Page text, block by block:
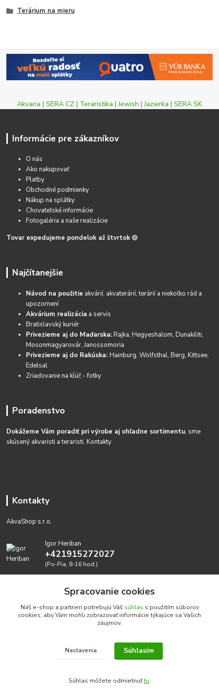
Terárium na mieru
Akvaria | SERA CZ | Teraristika |Jewish |Jazierka | SERA SK
Informácie pre zákazníkov
O nás
Ako nakupovať
Platby
Obchodné podmienky
Nákup na splátky
Chovateľské informácie
Fotogaléria a naše realizácie
Tovar expedujeme pondelok až štvrtok 🟢
Najčítanejšie
Návod na použitie akvárií, akvaterárií, terárií a niekoľko rád a
upozornení
Akvárium realizácia a servis
Bratislavský kuriér
Privezieme aj do Maďarska:Rajka, Hegyeshalom, Dunakiliti,
Mosonmagyarovár, Janossomoria
Privezieme aj do Rakúska:Hainburg, Wolfsthal, Berg, Kittsee,
Edelsal
Zriaďovanie na kĺúč - fotky
Poradenstvo
Dokážeme Vám poradiť pri výrobe aj ohľadne sortimentu, sme
skúsený akvaristi a teraristi.Kontakty
Kontakty
AkvaShop s.r.o.
Igor Heriban
+421915272027
(Po-Pia, 8-16 hod.)
Realizujeme prírodné akvária: AkvaShop s.r.o. • IBAN:
SK3911000000002947087849
Spracovanie cookies
Náš e-shop a partneri potrebujú Váš súhlas s použitím súborov
cookies, aby Vám mohli zobrazovať informácie týkajúce sa Vašich
záujmov.
Nastavenia Súhlasím
Súhlas môžete odmietnuťtu.